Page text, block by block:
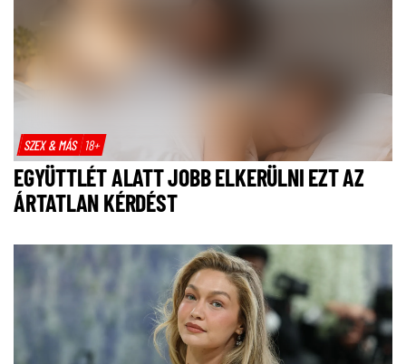
SZEX & MÁS 18+
EGYÜTTLÉT ALATT JOBB ELKERÜLNI EZT AZ
ÁRTATLAN KÉRDÉST